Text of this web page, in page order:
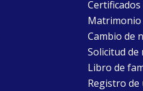
Matrimonio
Cambio de
Solicitud de
Libro de
Registro de